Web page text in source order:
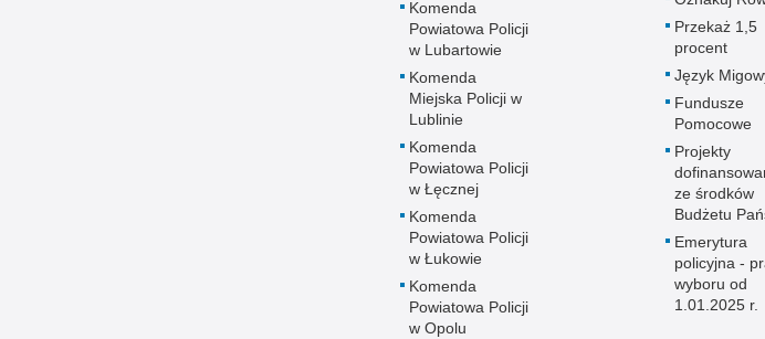
Komenda
Powiatowa Policji
w Lubartowie
Komenda
Miejska Policji w
Lublinie
Komenda
Powiatowa Policji
w Łęcznej
Komenda
Powiatowa Policji
w Łukowie
Komenda
Powiatowa Policji
w Opolu
Przekaż 1,5
procent
Język
Fundusze
Pomocowe
Projekty
ze środków
Budżetu
Emerytura
policyjna -
wyboru od
1.01.2025 r.